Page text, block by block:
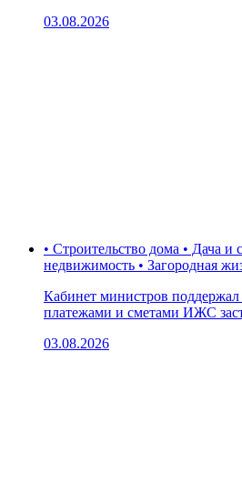
03.08.2026
• Строительство дома • Дача и
недвижимость • Загородная
Кабинет министров поддержал
платежами и сметами ИЖС
03.08.2026